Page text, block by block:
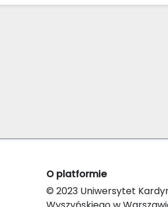
O platformie
© 2023 Uniwersytet